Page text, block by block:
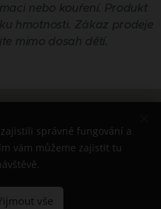
košíku
nebo kouření. Produkt
hmotnosti. Zákaz prodeje
mimo dosah dětí.
správné fungování a
vám můžeme zajistit tu
vše